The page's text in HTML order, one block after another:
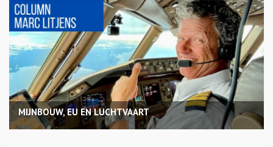
MIJNBOUW, EU EN LUCHTVAART